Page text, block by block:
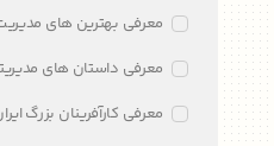
معرفی بهترین های
معرفی داستان های
معرفی کارآفرینان بزرگ